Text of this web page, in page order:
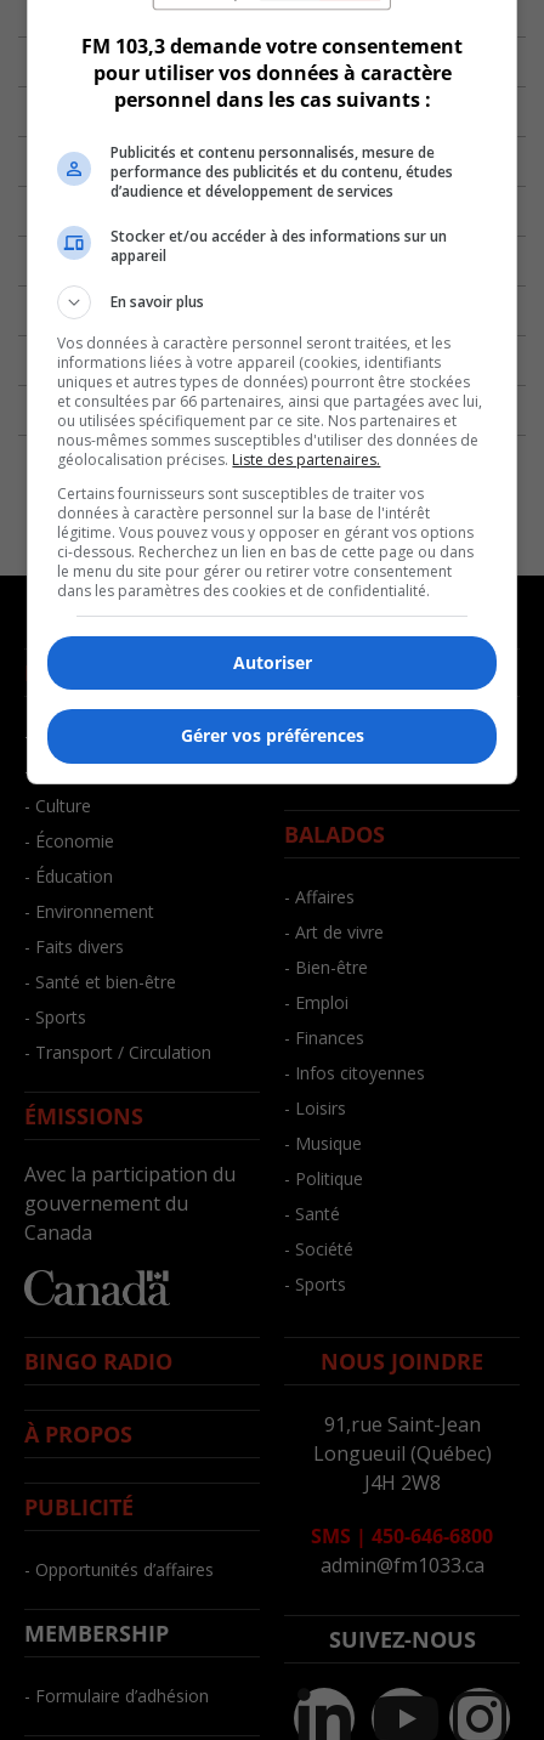
NOUVELLES
- Affaires municipales
- Communauté / Social
- Culture
- Économie
- Éducation
- Environnement
- Faits divers
- Santé et bien-être
- Sports
- Transport / Circulation
ÉMISSIONS
Avec la participation du
gouvernement du
Canada
MUSIQUE
- Décompte franco
- Joué récemment
BALADOS
- Affaires
- Art de vivre
- Bien-être
- Emploi
- Finances
- Infos citoyennes
- Loisirs
- Musique
- Politique
- Santé
- Société
- Sports
BINGO RADIO
À PROPOS
PUBLICITÉ
- Opportunités d’affaires
MEMBERSHIP
- Formulaire d’adhésion
NOUS JOINDRE
91,rue Saint-Jean
Longueuil (Québec)
J4H 2W8
SMS | 450-646-6800
admin@fm1033.ca
SUIVEZ-NOUS
FM 103,3 demande votre consentement
pour utiliser vos données à caractère
personnel dans les cas suivants :
Publicités et contenu personnalisés, mesure de
performance des publicités et du contenu, études
d’audience et développement de services
Stocker et/ou accéder à des informations sur un
appareil
En savoir plus
Vos données à caractère personnel seront traitées, et les
informations liées à votre appareil (cookies, identifiants
uniques et autres types de données) pourront être stockées
et consultées par 66 partenaires, ainsi que partagées avec lui,
ou utilisées spécifiquement par ce site. Nos partenaires et
nous-mêmes sommes susceptibles d'utiliser des données de
géolocalisation précises. Liste des partenaires.
Certains fournisseurs sont susceptibles de traiter vos
données à caractère personnel sur la base de l'intérêt
légitime. Vous pouvez vous y opposer en gérant vos options
ci-dessous. Recherchez un lien en bas de cette page ou dans
le menu du site pour gérer ou retirer votre consentement
dans les paramètres des cookies et de confidentialité.
Autoriser
Gérer vos préférences